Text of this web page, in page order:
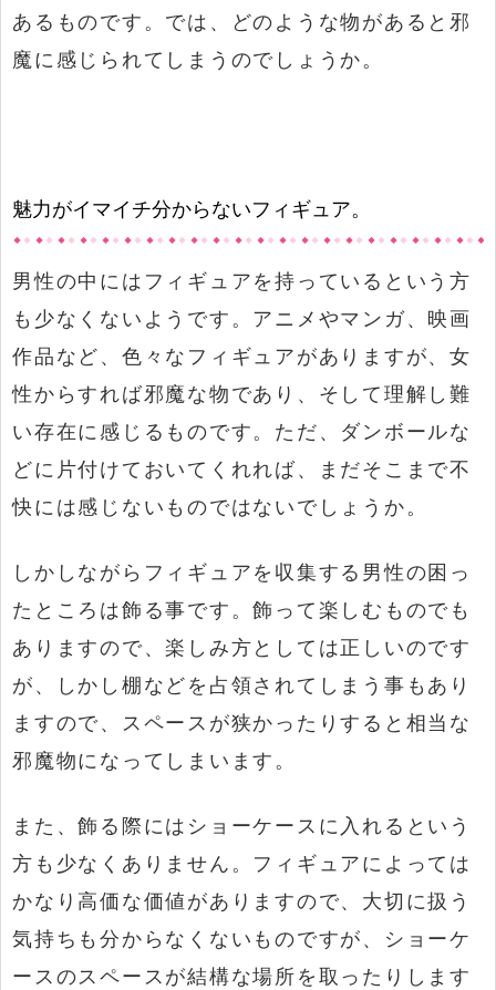
あるものです。では、どのような物があると邪
魔に感じられてしまうのでしょうか。
魅力がイマイチ分からないフィギュア。
男性の中にはフィギュアを持っているという方
も少なくないようです。アニメやマンガ、映画
作品など、色々なフィギュアがありますが、女
性からすれば邪魔な物であり、そして理解し難
い存在に感じるものです。ただ、ダンボールな
どに片付けておいてくれれば、まだそこまで不
快には感じないものではないでしょうか。
しかしながらフィギュアを収集する男性の困っ
たところは飾る事です。飾って楽しむものでも
ありますので、楽しみ方としては正しいのです
が、しかし棚などを占領されてしまう事もあり
ますので、スペースが狭かったりすると相当な
邪魔物になってしまいます。
また、飾る際にはショーケースに入れるという
方も少なくありません。フィギュアによっては
かなり高価な価値がありますので、大切に扱う
気持ちも分からなくないものですが、ショーケ
ースのスペースが結構な場所を取ったりします